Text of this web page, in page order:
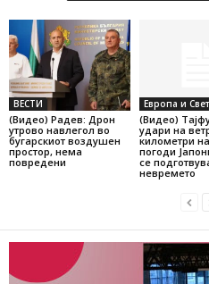
ВЕСТИ
(Видео) Радев: Дрон
утрово навлегол во
бугарскиот воздушен
простор, нема
повредени
Европа и Свет
(Видео)
удари на
километри на
погоди
се
невремето